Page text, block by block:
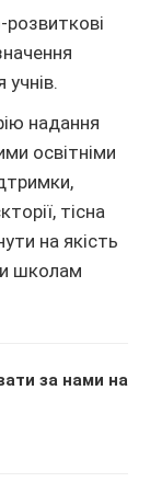
розвиткові
надання
освітніми
тісна
на якість
школам
за нами на